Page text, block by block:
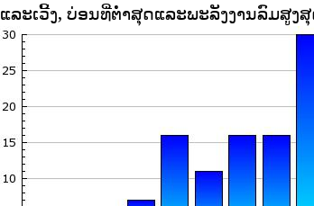
ແລະເວີ້ງ, ບ່ອນທີ່ຕ່ໍາສຸດແລະພະລັງງານລົມສູງ